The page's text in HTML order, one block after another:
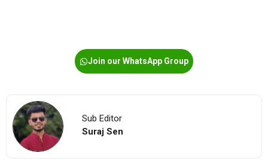
Join our WhatsApp Group
Sub Editor
Suraj Sen